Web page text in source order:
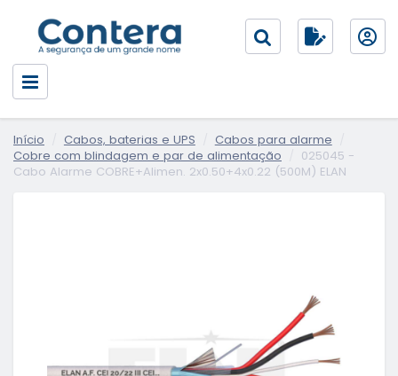
Início Cabos, baterias e UPS
Cabos para alarme
Cobre com blindagem e par de alimentação
025045 -
Cabo Alarme COBRE+Alimen. 2x0.50+4x0.22 (500M) ELAN